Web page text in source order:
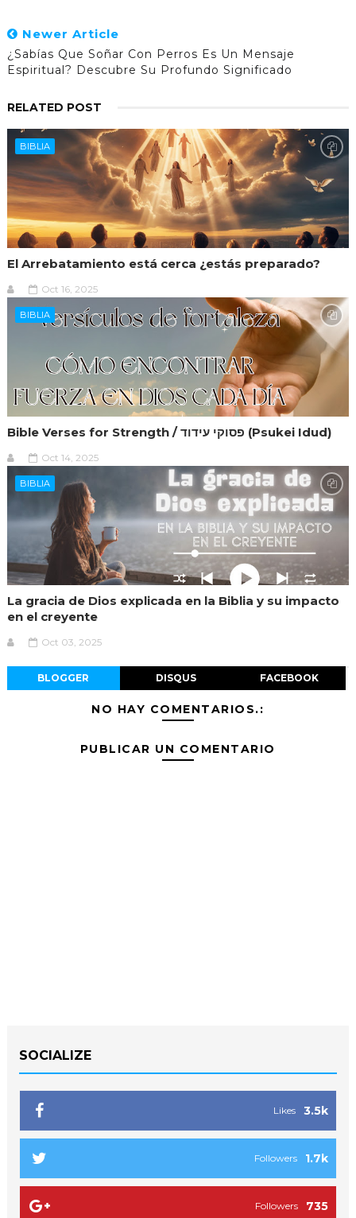
Newer Article
¿Sabías Que Soñar Con Perros Es Un Mensaje
Espiritual? Descubre Su Profundo Significado
RELATED POST
BIBLIA
El Arrebatamiento está cerca ¿estás preparado?
Oct 16, 2025
BIBLIA
Bible Verses for Strength / פסוקי עידוד (Psukei Idud)
Oct 14, 2025
BIBLIA
La gracia de Dios explicada en la Biblia y su impacto
en el creyente
Oct 03, 2025
BLOGGER DISQUS FACEBOOK
NO HAY COMENTARIOS.:
PUBLICAR UN COMENTARIO
SOCIALIZE
3.5k
Likes
1.7k
Followers
735
Followers